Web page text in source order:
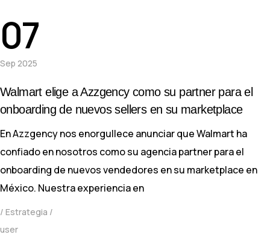
07
Sep 2025
Walmart elige a Azzgency como su partner para el
onboarding de nuevos sellers en su marketplace
En Azzgency nos enorgullece anunciar que Walmart ha
confiado en nosotros como su agencia partner para el
onboarding de nuevos vendedores en su marketplace en
México. Nuestra experiencia en
Estrategia
user